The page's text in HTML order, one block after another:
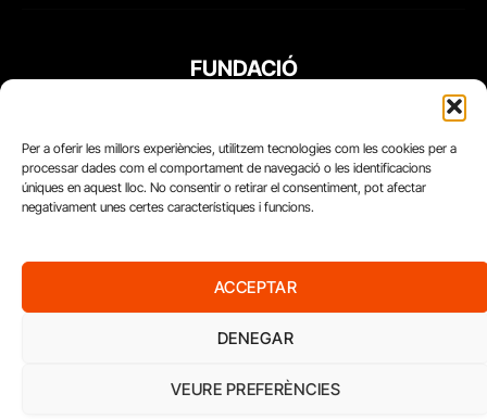
Per a oferir les millors experiències, utilitzem tecnologies com les cookies per a
processar dades com el comportament de navegació o les identificacions
úniques en aquest lloc. No consentir o retirar el consentiment, pot afectar
negativament unes certes característiques i funcions.
ACCEPTAR
DENEGAR
VEURE PREFERÈNCIES
FUNDACIÓ